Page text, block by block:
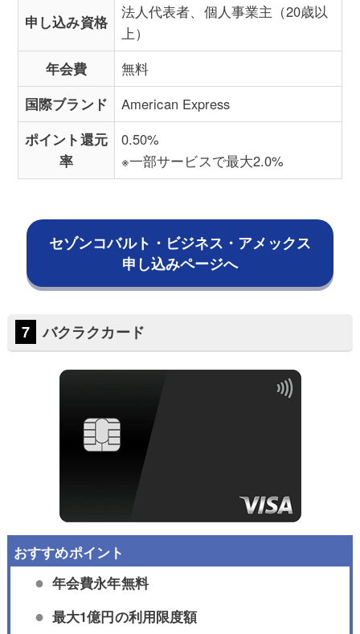
申し込み資格
法人代表者、個人事業主（20歳以
上）
年会費
無料
国際ブランド
American Express
ポイント還元
率
0.50%
※一部サービスで最大2.0%
セゾンコバルト・ビジネス・アメックス
申し込みページへ
バクラクカード
年会費永年無料
最大1億円の利用限度額